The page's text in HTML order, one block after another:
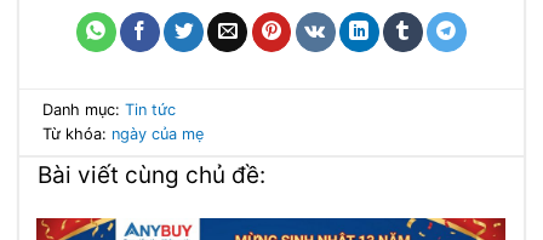
Danh mục: Tin tức
Từ khóa: ngày của mẹ
Bài viết cùng chủ đề: